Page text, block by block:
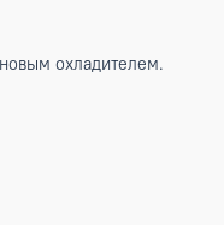
фреоновым